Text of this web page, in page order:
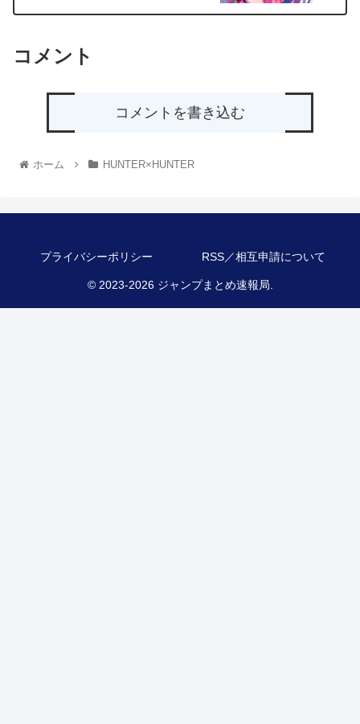
コメント
コメントを書き込む
ホーム HUNTER×HUNTER
プライバシーポリシー RSS／相互申請について
© 2023-2026 ジャンプまとめ速報局.